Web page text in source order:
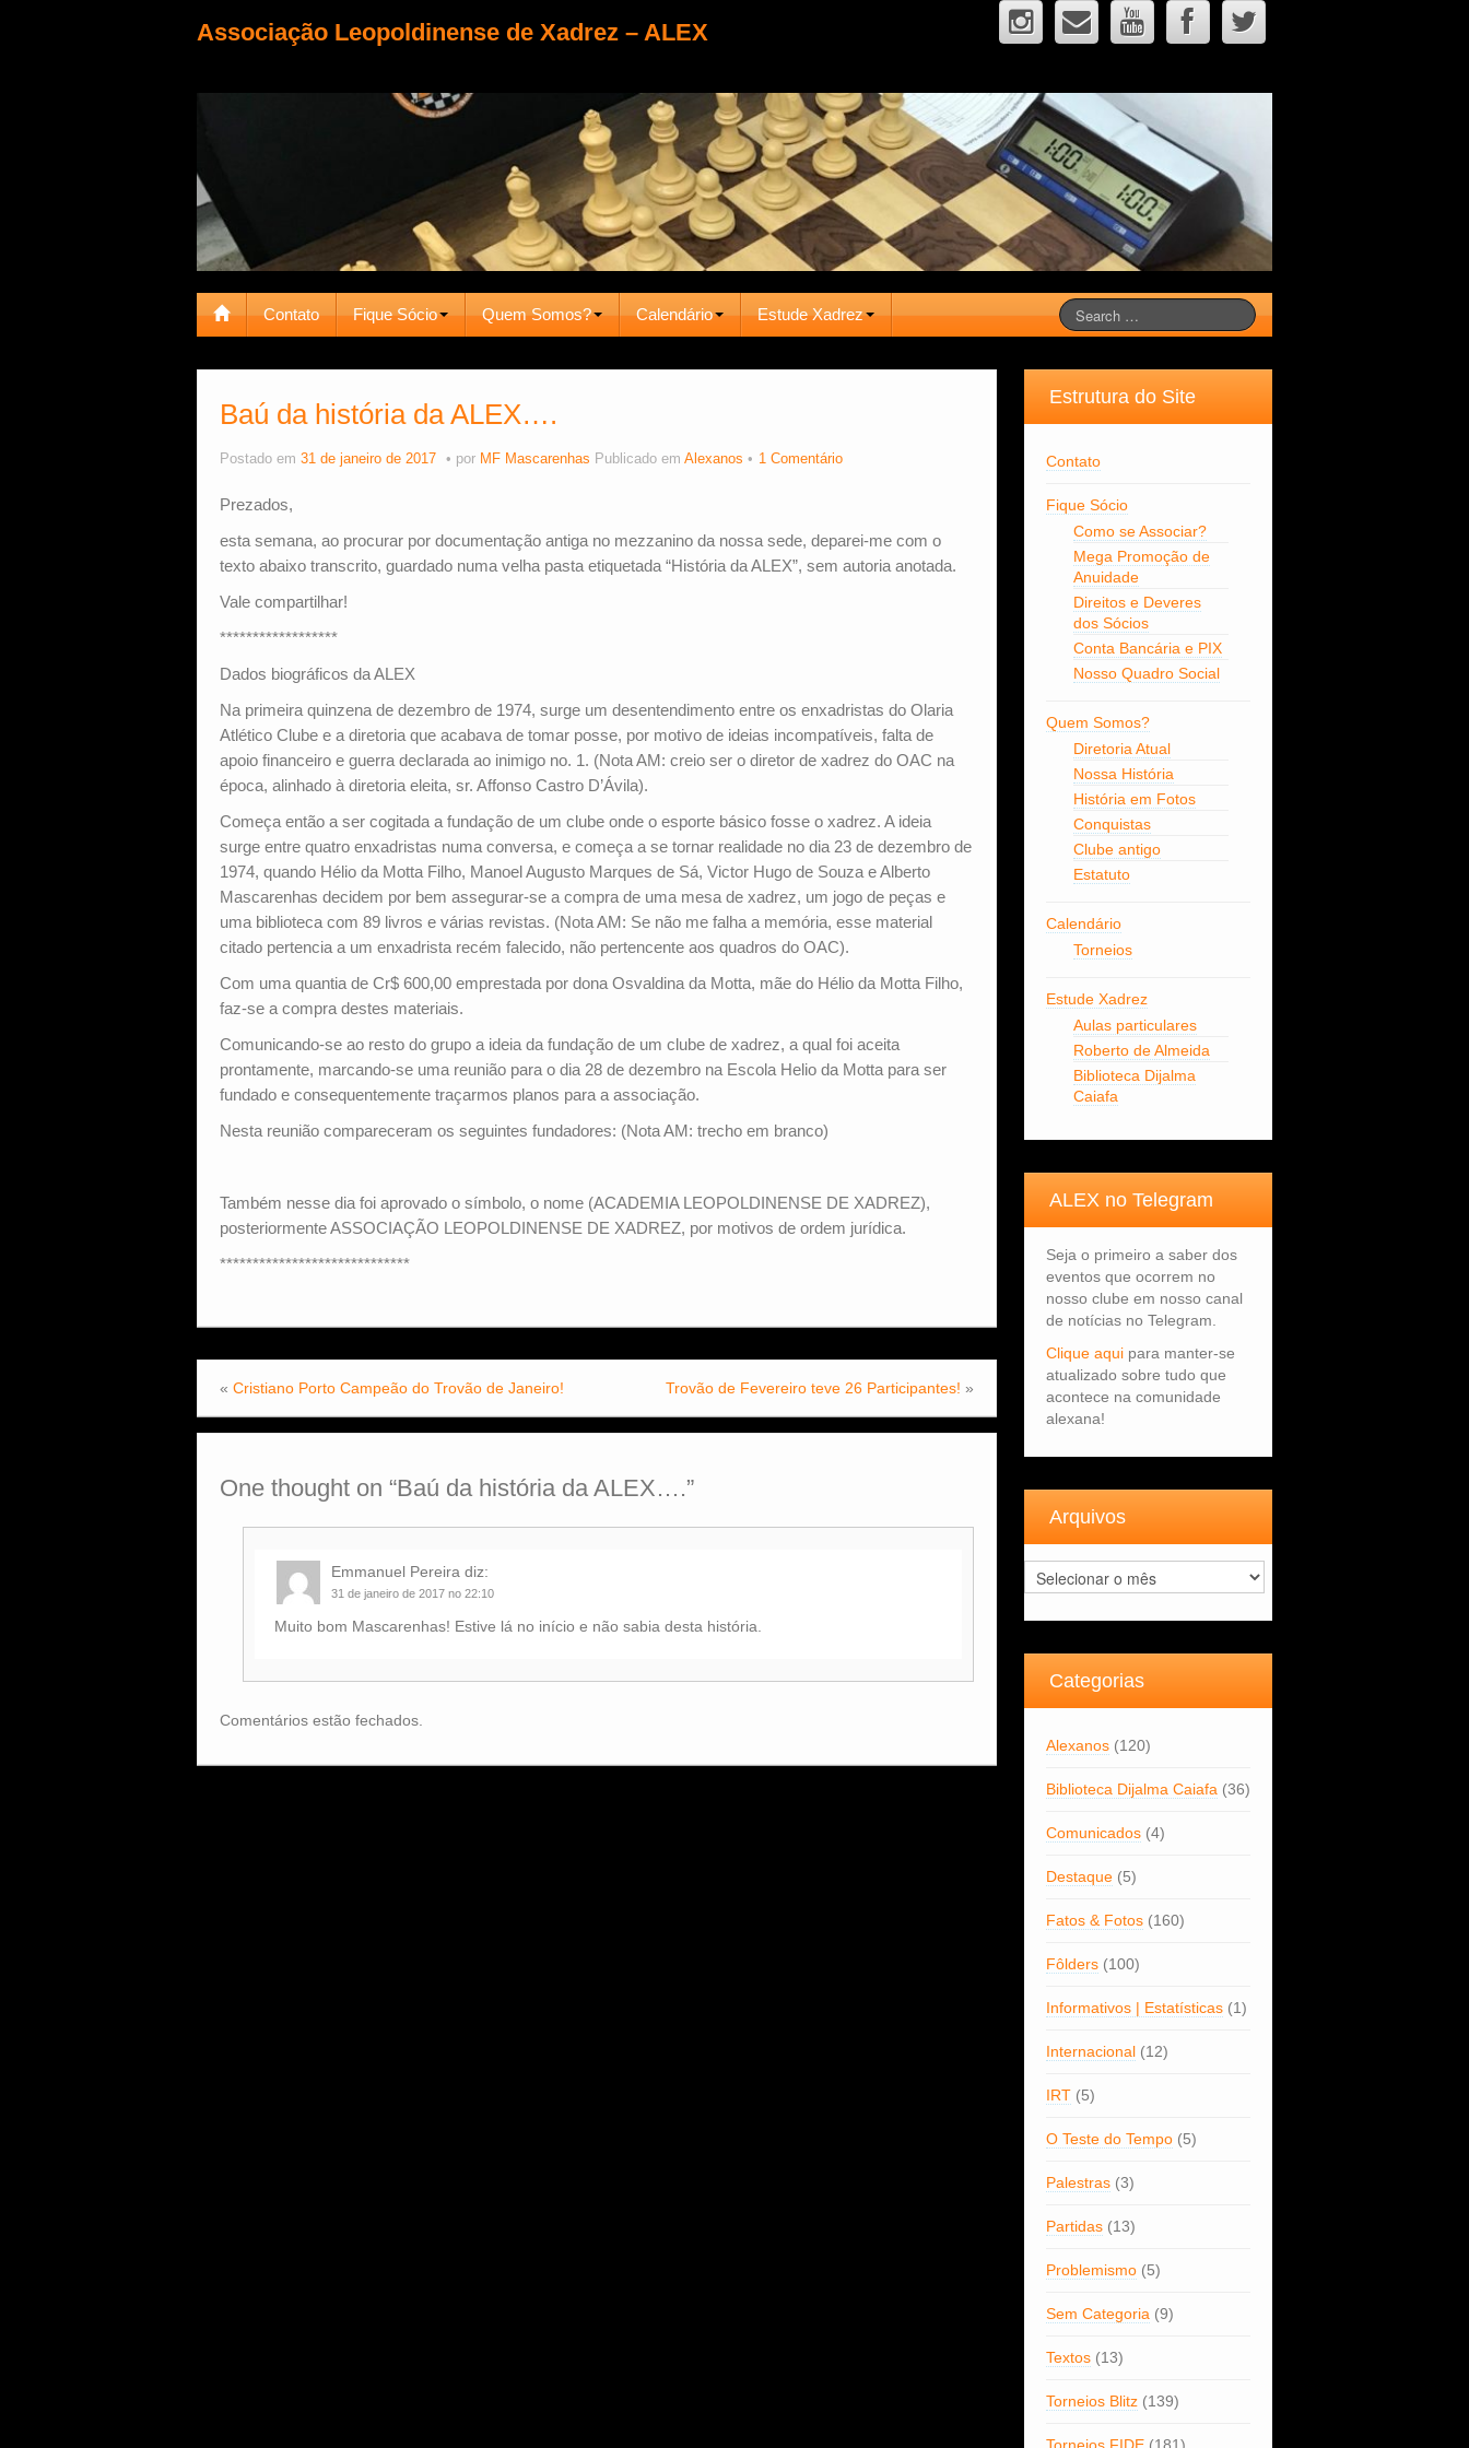
Associação Leopoldinense de Xadrez – ALEX
Contato Fique Sócio Quem Somos? Calendário Estude Xadrez
Baú da história da ALEX….
Postado em 31 de janeiro de 2017 por MF Mascarenhas Publicado em Alexanos 1 Comentário
Prezados,
esta semana, ao procurar por documentação antiga no mezzanino da nossa sede, deparei-me com o
texto abaixo transcrito, guardado numa velha pasta etiquetada “História da ALEX”, sem autoria anotada.
Vale compartilhar!
******************
Dados biográficos da ALEX
Na primeira quinzena de dezembro de 1974, surge um desentendimento entre os enxadristas do Olaria
Atlético Clube e a diretoria que acabava de tomar posse, por motivo de ideias incompatíveis, falta de
apoio financeiro e guerra declarada ao inimigo no. 1. (Nota AM: creio ser o diretor de xadrez do OAC na
época, alinhado à diretoria eleita, sr. Affonso Castro D’Ávila).
Começa então a ser cogitada a fundação de um clube onde o esporte básico fosse o xadrez. A ideia
surge entre quatro enxadristas numa conversa, e começa a se tornar realidade no dia 23 de dezembro de
1974, quando Hélio da Motta Filho, Manoel Augusto Marques de Sá, Victor Hugo de Souza e Alberto
Mascarenhas decidem por bem assegurar-se a compra de uma mesa de xadrez, um jogo de peças e
uma biblioteca com 89 livros e várias revistas. (Nota AM: Se não me falha a memória, esse material
citado pertencia a um enxadrista recém falecido, não pertencente aos quadros do OAC).
Com uma quantia de Cr$ 600,00 emprestada por dona Osvaldina da Motta, mãe do Hélio da Motta Filho,
faz-se a compra destes materiais.
Comunicando-se ao resto do grupo a ideia da fundação de um clube de xadrez, a qual foi aceita
prontamente, marcando-se uma reunião para o dia 28 de dezembro na Escola Helio da Motta para ser
fundado e consequentemente traçarmos planos para a associação.
Nesta reunião compareceram os seguintes fundadores: (Nota AM: trecho em branco)
Também nesse dia foi aprovado o símbolo, o nome (ACADEMIA LEOPOLDINENSE DE XADREZ),
posteriormente ASSOCIAÇÃO LEOPOLDINENSE DE XADREZ, por motivos de ordem jurídica.
*****************************
« Cristiano Porto Campeão do Trovão de Janeiro! Trovão de Fevereiro teve 26 Participantes! »
One thought on “Baú da história da ALEX….”
Emmanuel Pereira diz:
31 de janeiro de 2017 no 22:10
Muito bom Mascarenhas! Estive lá no início e não sabia desta história.
Comentários estão fechados.
Estrutura do Site
Contato
Fique Sócio
Como se Associar?
Mega Promoção de
Anuidade
Direitos e Deveres
dos Sócios
Conta Bancária e PIX
Nosso Quadro Social
Quem Somos?
Diretoria Atual
Nossa História
História em Fotos
Conquistas
Clube antigo
Estatuto
Calendário
Torneios
Estude Xadrez
Aulas particulares
Roberto de Almeida
Biblioteca Dijalma
Caiafa
ALEX no Telegram
Seja o primeiro a saber dos
eventos que ocorrem no
nosso clube em nosso canal
de notícias no Telegram.
Clique aquipara manter-se
atualizado sobre tudo que
acontece na comunidade
alexana!
Arquivos
Arquivos
Categorias
Alexanos(120)
Biblioteca Dijalma Caiafa(36)
Comunicados(4)
Destaque(5)
Fatos & Fotos(160)
Fôlders(100)
Informativos | Estatísticas(1)
Internacional(12)
IRT(5)
O Teste do Tempo(5)
Palestras(3)
Partidas(13)
Problemismo(5)
Sem Categoria(9)
Textos(13)
Torneios Blitz(139)